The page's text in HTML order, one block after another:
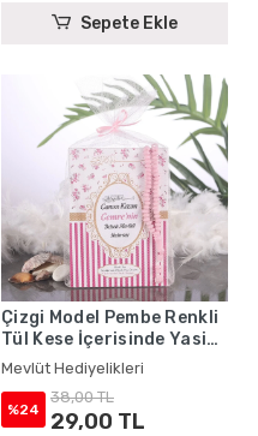
Sepete Ekle
Çizgi Model Pembe Renkli
Tül Kese İçerisinde Yasin
Kitabı ve Tesbih - Mevlüt
Hediyelikleri
Mevlüt Hediyelikleri
%24
38,00 TL
29,00 TL